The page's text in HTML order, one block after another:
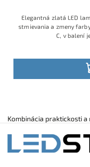
Elegantná zlatá LED
stmievania a zmeny
C, v balení
Kombinácia praktickosti